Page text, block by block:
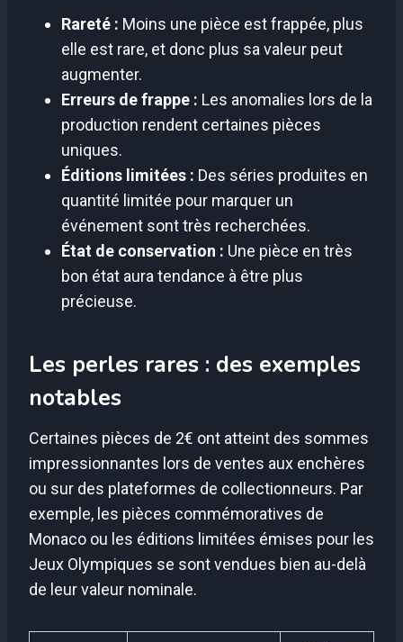
Rareté : Moins une pièce est frappée, plus
elle est rare, et donc plus sa valeur peut
augmenter.
Erreurs de frappe : Les anomalies lors de la
production rendent certaines pièces
uniques.
Éditions limitées : Des séries produites en
quantité limitée pour marquer un
événement sont très recherchées.
État de conservation : Une pièce en très
bon état aura tendance à être plus
précieuse.
Les perles rares : des exemples
notables
Certaines pièces de 2€ ont atteint des sommes
impressionnantes lors de ventes aux enchères
ou sur des plateformes de collectionneurs. Par
exemple, les pièces commémoratives de
Monaco ou les éditions limitées émises pour les
Jeux Olympiques se sont vendues bien au-delà
de leur valeur nominale.